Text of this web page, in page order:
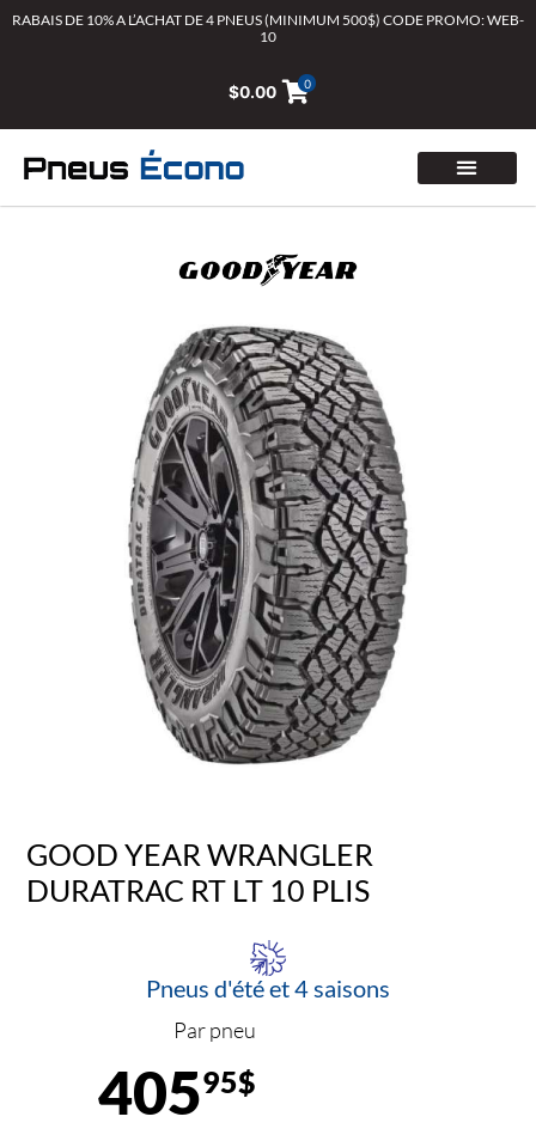
AllerRABAIS DE 10% A L’ACHAT DE 4 PNEUS (MINIMUM 500$) CODE PROMO: WEB-
10
$0.00 0
GOOD YEAR WRANGLER
DURATRAC RT LT 10 PLIS
Pneus d'été et 4 saisons
Par pneu
40595$